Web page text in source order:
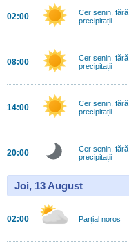
02:00
Cer senin, fără
precipitații
08:00
Cer senin, fără
precipitații
14:00
Cer senin, fără
precipitații
20:00
Cer senin, fără
precipitații
Joi, 13 August
02:00 Parțial noros